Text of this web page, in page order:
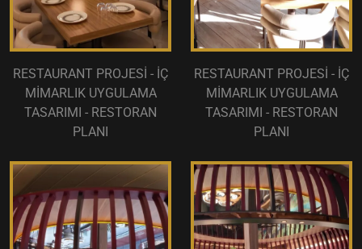
RESTAURANT PROJESİ - İÇ
MİMARLIK UYGULAMA
TASARIMI - RESTORAN
PLANI
RESTAURANT PROJESİ - İÇ
MİMARLIK UYGULAMA
TASARIMI - RESTORAN
PLANI